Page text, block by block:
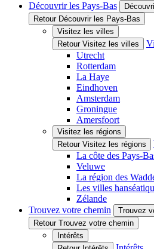
Découvrir les Pays-Bas
Retour Découvrir les Pays-Bas
Visitez les villes
Retour Visitez les villes
Utrecht
Rotterdam
La Haye
Eindhoven
Amsterdam
Groningue
Amersfoort
Visitez les régions
Retour Visitez les régions
La côte des Pays-
Veluwe
La région des
Les villes
Zélande
Trouvez votre chemin
Trouvez
Retour Trouvez votre chemin
Intérêts